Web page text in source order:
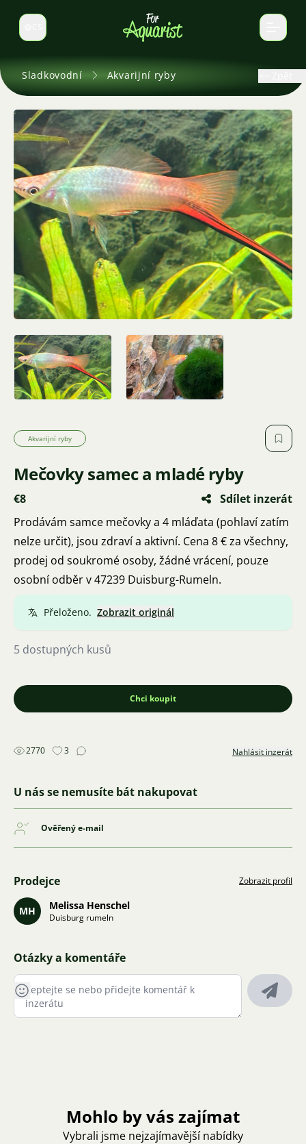
Select language
Sladkovodní Akvarijní ryby
Akvarijní ryby
Mečovky samec a mladé ryby
€8
Sdílet inzerát
Prodávám samce mečovky a 4 mláďata (pohlaví zatím
nelze určit), jsou zdraví a aktivní. Cena 8 € za všechny,
prodej od soukromé osoby, žádné vrácení, pouze
osobní odběr v 47239 Duisburg-Rumeln.
Přeloženo. Zobrazit originál
5 dostupných kusů
Chci koupit
2770 3 Nahlásit inzerát
U nás se nemusíte bát nakupovat
Ověřený e-mail
Prodejce Zobrazit profil
MH Melissa Henschel
Duisburg rumeln
Otázky a komentáře
Mohlo by vás zajímat
Vybrali jsme nejzajímavější nabídky